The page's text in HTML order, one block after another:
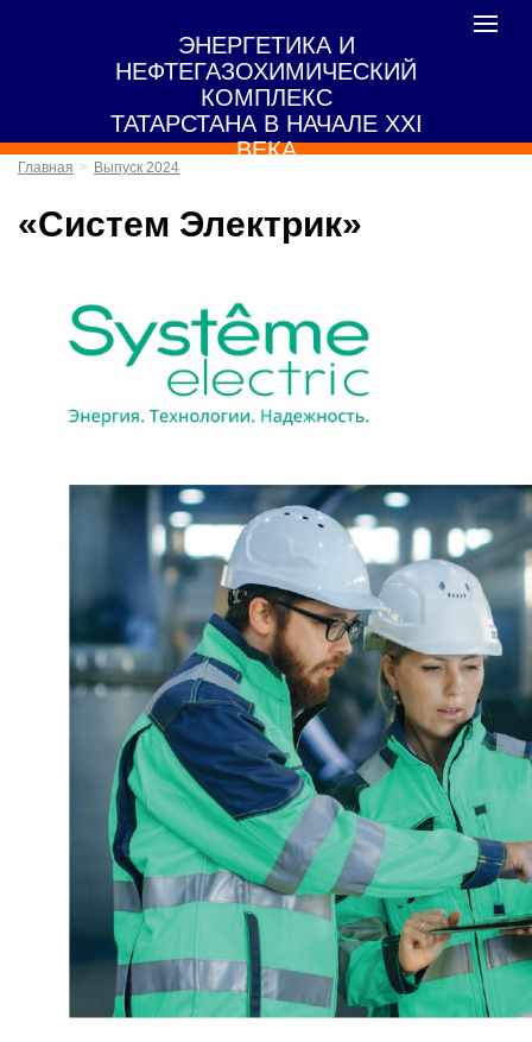
ЭНЕРГЕТИКА И
НЕФТЕГАЗОХИМИЧЕСКИЙ
КОМПЛЕКС
ТАТАРСТАНА В НАЧАЛЕ XXI
ВЕКА
Toggle
Главная Выпуск 2024
«Систем Электрик»